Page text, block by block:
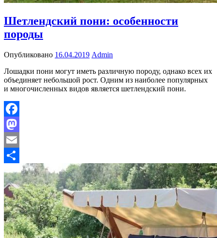
Шетлендский пони: особенности
породы
Опубликовано 16.04.2019 Admin
Лошадки пони могут иметь различную породу, однако всех их
объединяет небольшой рост. Одним из наиболее популярных
и многочисленных видов является шетлендский пони.
Facebook
Mastodon
Email
Отправить